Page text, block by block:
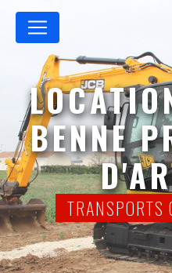
LOCATION CAMION
BENNE
Panneau de gestion des